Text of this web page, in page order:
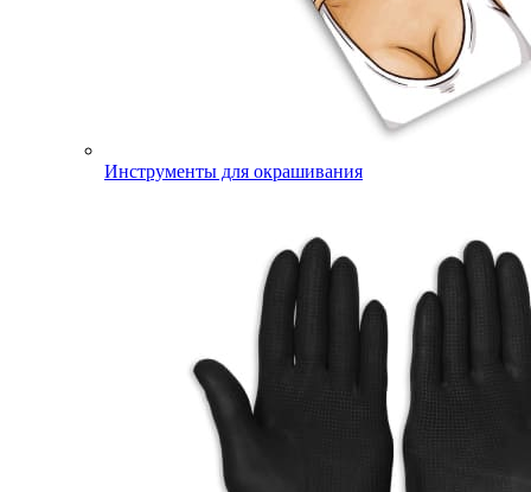
Инструменты для окрашивания